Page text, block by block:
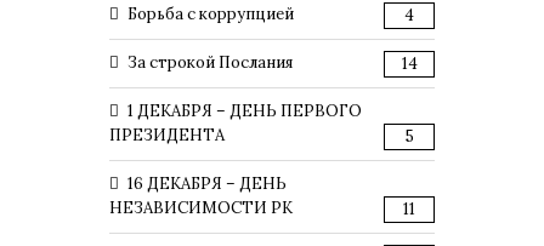
Борьба с коррупцией 4
За строкой Послания 14
1 ДЕКАБРЯ – ДЕНЬ ПЕРВОГО
ПРЕЗИДЕНТА
5
16 ДЕКАБРЯ – ДЕНЬ
НЕЗАВИСИМОСТИ РК
11